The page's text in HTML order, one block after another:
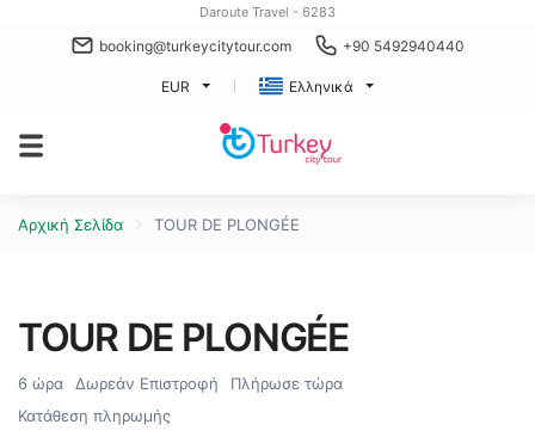
Daroute Travel - 6283
booking@turkeycitytour.com +90 5492940440
EUR Ελληνικά
Αρχική Σελίδα TOUR DE PLONGÉE
TOUR DE PLONGÉE
6 ώρα Δωρεάν Επιστροφή
Πλήρωσε τώρα
Κατάθεση πληρωμής